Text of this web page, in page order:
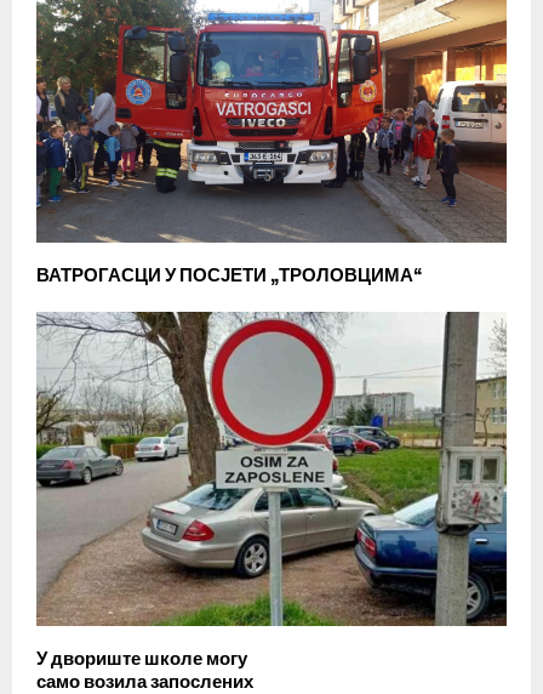
ВАТРОГАСЦИ У ПОСЈЕТИ „ТРОЛОВЦИМА“
У двориште школе могу
само возила запослених